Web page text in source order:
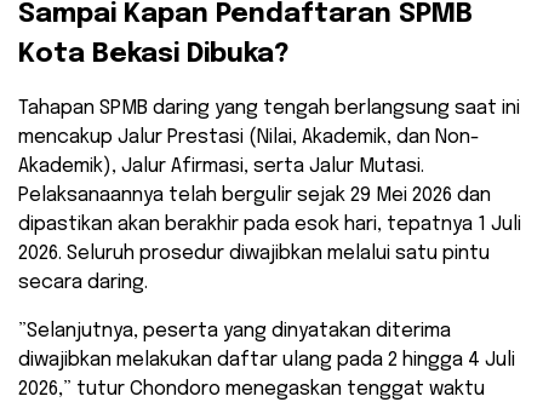
​Sampai Kapan Pendaftaran SPMB
Kota Bekasi Dibuka?
​Tahapan SPMB daring yang tengah berlangsung saat ini
mencakup Jalur Prestasi (Nilai, Akademik, dan Non-
Akademik), Jalur Afirmasi, serta Jalur Mutasi.
Pelaksanaannya telah bergulir sejak 29 Mei 2026 dan
dipastikan akan berakhir pada esok hari, tepatnya 1 Juli
2026. Seluruh prosedur diwajibkan melalui satu pintu
secara daring.
​”Selanjutnya, peserta yang dinyatakan diterima
diwajibkan melakukan daftar ulang pada 2 hingga 4 Juli
2026,” tutur Chondoro menegaskan tenggat waktu